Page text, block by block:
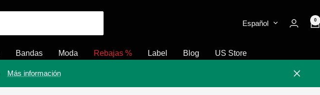
Español 0
Bandas Moda Rebajas % Label Blog US Store
Más información Cerrar